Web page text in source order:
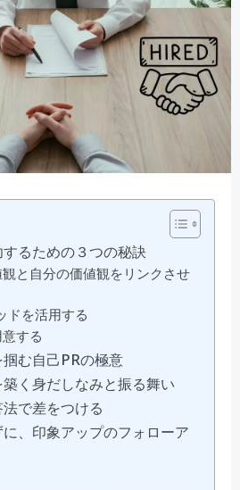
るための３つの秘訣
と自分の価値観をリンクさせ
ドを活用する
する
む自己PRの極意
く身だしなみと振る舞い
で差をつける
、印象アップのフォローア